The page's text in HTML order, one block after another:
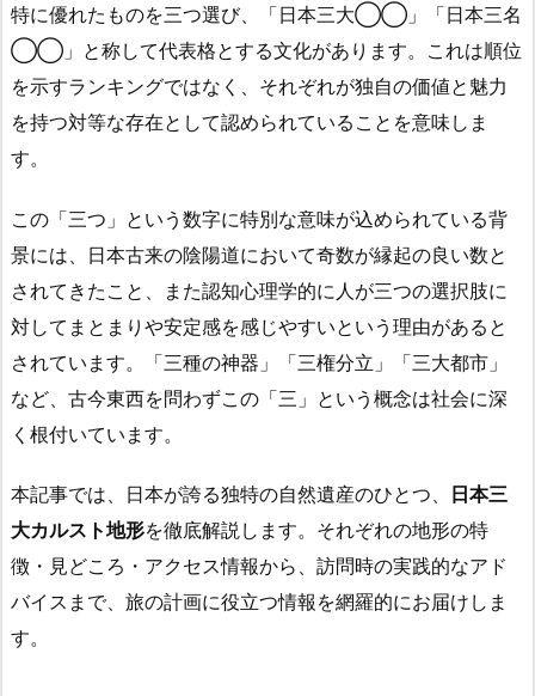
特に優れたものを三つ選び、「日本三大◯◯」「日本三名
◯◯」と称して代表格とする文化があります。これは順位
を示すランキングではなく、それぞれが独自の価値と魅力
を持つ対等な存在として認められていることを意味しま
す。
この「三つ」という数字に特別な意味が込められている背
景には、日本古来の陰陽道において奇数が縁起の良い数と
されてきたこと、また認知心理学的に人が三つの選択肢に
対してまとまりや安定感を感じやすいという理由があると
されています。「三種の神器」「三権分立」「三大都市」
など、古今東西を問わずこの「三」という概念は社会に深
く根付いています。
本記事では、日本が誇る独特の自然遺産のひとつ、
日本三
大カルスト地形を徹底解説します。それぞれの地形の特
徴・見どころ・アクセス情報から、訪問時の実践的なアド
バイスまで、旅の計画に役立つ情報を網羅的にお届けしま
す。